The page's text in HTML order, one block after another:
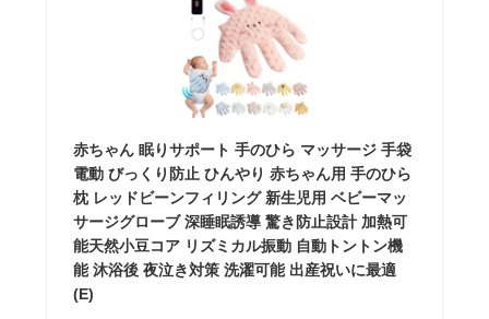
赤ちゃん 眠りサポート 手のひら マッサージ 手袋
電動 びっくり防止 ひんやり 赤ちゃん用 手のひら
枕 レッドビーンフィリング 新生児用 ベビーマッ
サージグローブ 深睡眠誘導 驚き防止設計 加熱可
能天然小豆コア リズミカル振動 自動トントン機
能 沐浴後 夜泣き対策 洗濯可能 出産祝いに最適
(E)